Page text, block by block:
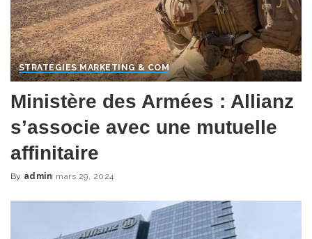
STRATÉGIES MARKETING & COM
Ministère des Armées : Allianz
s’associe avec une mutuelle
affinitaire
Posted
By admin mars 29, 2024